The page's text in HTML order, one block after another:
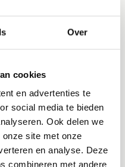
Over
cookies
en advertenties te
social media te bieden
Ook delen we
site met onze
en analyse. Deze
combineren met andere